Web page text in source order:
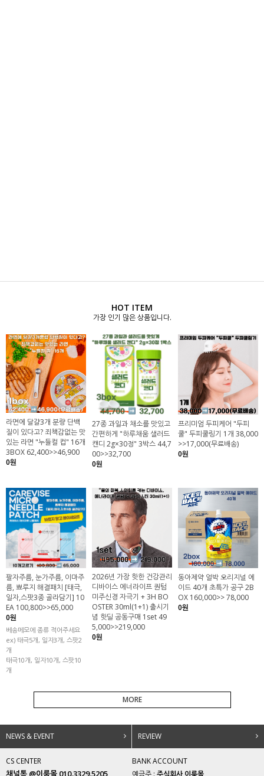
HOT ITEM
가장 인기 많은 상품입니다.
라면에 달걀3개 분량 단백
질이 있다고? 죄책감없는 맛
있는 라면 "누들컬 컵" 16개
3BOX 62,400>>46,900
0원
27종 과일과 채소를 맛있고
간편하게 "하루채움 샐러드
캔디 2g×30정" 3박스 44,7
00>>32,700
0원
프리미엄 두피케어 "두피
쿨" 두피쿨링기 1개 38,000
>>17,000(무료배송)
0원
팔자주름, 눈가주름, 이마주
름, 뾰루지 해결패치 [태극,
일자,스팟3종 골라담기] 10
EA 100,800>>65,000
0원
베송메모에 종류 적어주세요
ex) 태극5개, 일자3개, 스팟2
개
태극10개, 일자10개, 스팟10
개
2026년 가장 핫한 건강관리
디바이스 에너라이프 퀀텀
미주신경 자극기 + 3H BO
OSTER 30ml(1+1) 출시기
념 핫딜 공동구매 1set 49
5,000>>219,000
0원
동아제약 얼박 오리지널 에
이드 40개 초특가 공구 2B
OX 160,000>> 78,000
0원
MORE
NEWS & EVENT REVIEW
CS CENTER
채널톡 @이룸몰 010.3329.5205
BANK ACCOUNT
예금주 : 주식회사 이룸몰